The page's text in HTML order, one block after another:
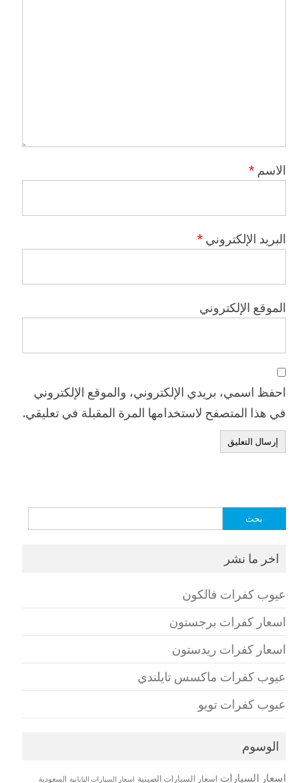
الاسم *
البريد الإلكتروني *
الموقع الإلكتروني
احفظ اسمي، بريدي الإلكتروني، والموقع الإلكتروني
في هذا المتصفح لاستخدامها المرة المقبلة في تعليقي.
البحث
اخر ما نشر
عيوب كفرات فالكون
اسعار كفرات برجستون
اسعار كفرات ريدستون
عيوب كفرات ماكسس تايلندي
عيوب كفرات تويو
الوسوم
اسعار السيارات اسعار السيارات الصينية اسعار السيارات اليابانية السعودية